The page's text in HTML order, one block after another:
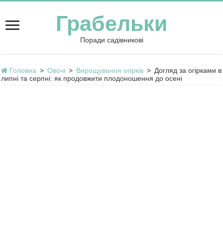
Грабельки
Поради садівникові
Головна > Овочі > Вирощування огірків > Догляд за огірками в
липні та серпні: як продовжити плодоношення до осені